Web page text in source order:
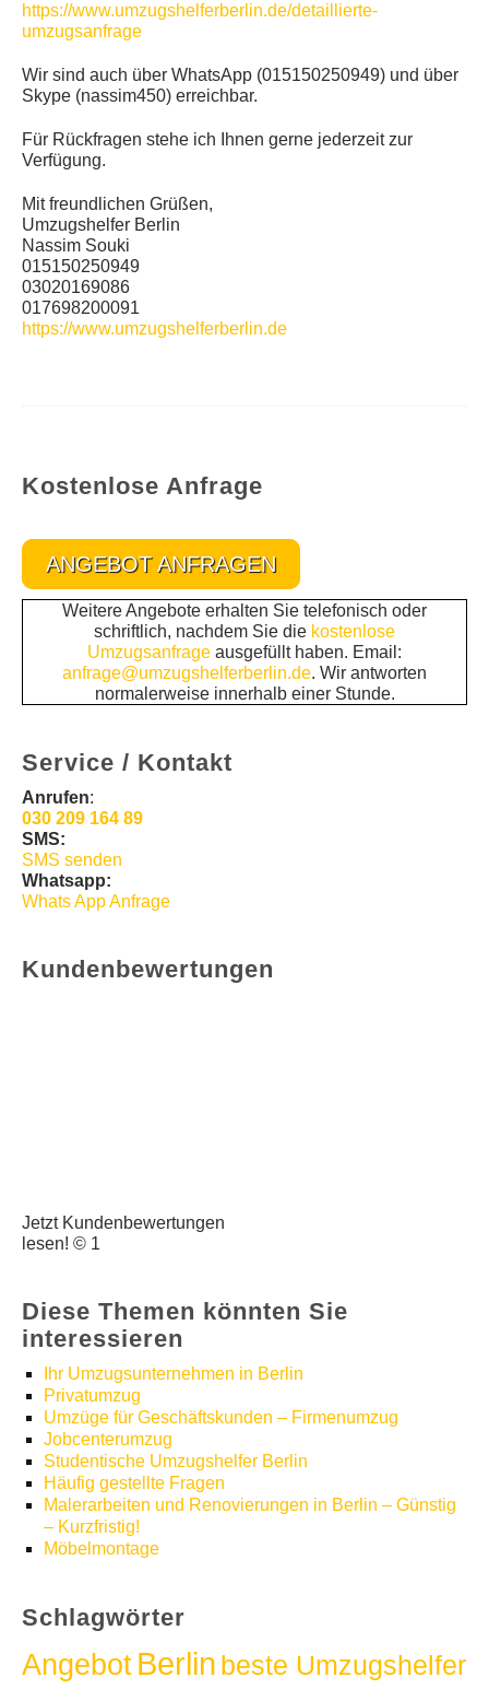
https://www.umzugshelferberlin.de/detaillierte-
umzugsanfrage
Wir sind auch über WhatsApp (015150250949) und über
Skype (nassim450) erreichbar.
Für Rückfragen stehe ich Ihnen gerne jederzeit zur
Verfügung.
Mit freundlichen Grüßen,
Umzugshelfer Berlin
Nassim Souki
015150250949
03020169086
017698200091
https://www.umzugshelferberlin.de
Kostenlose Anfrage
ANGEBOT ANFRAGEN
Weitere Angebote erhalten Sie telefonisch oder
schriftlich, nachdem Sie die kostenlose
Umzugsanfrage ausgefüllt haben. Email:
anfrage@umzugshelferberlin.de. Wir antworten
normalerweise innerhalb einer Stunde.
Service / Kontakt
Anrufen:
030 209 164 89
SMS:
SMS senden
Whatsapp:
Whats App Anfrage
Kundenbewertungen
Jetzt Kundenbewertungen
lesen! © 1
Diese Themen könnten Sie
interessieren
Ihr Umzugsunternehmen in Berlin
Privatumzug
Umzüge für Geschäftskunden – Firmenumzug
Jobcenterumzug
Studentische Umzugshelfer Berlin
Häufig gestellte Fragen
Malerarbeiten und Renovierungen in Berlin – Günstig
– Kurzfristig!
Möbelmontage
Schlagwörter
AngebotBerlin beste Umzugshelfer